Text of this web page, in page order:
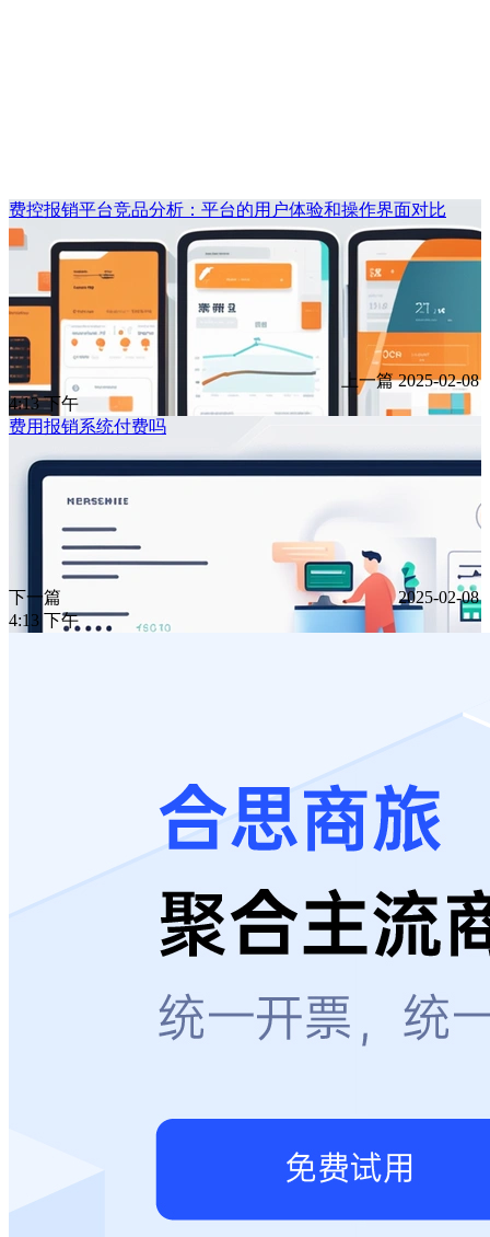
费控报销平台竞品分析：平台的用户体验和操作界面对比
上一篇 2025-02-08
4:13 下午
费用报销系统付费吗
下一篇
2025-02-08
4:13 下午